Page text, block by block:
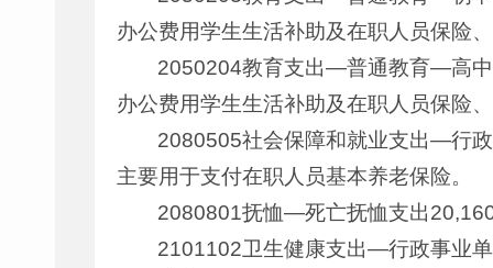
办公费用学生生活补助及在职人员保险
2050204教育支出—普通教育—高中
办公费用学生生活补助及在职人员保险
2080505社会保障和就业支出—行
主要用于支付在职人员基本养老保险。
2080801抚恤—死亡抚恤支出
2101102卫生健康支出—行政事业